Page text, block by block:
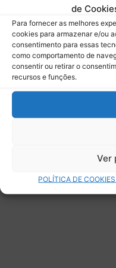
de
Para fornecer as melhores
cookies para armazenar e/ou
consentimento para essas
como comportamento de
consentir ou retirar o
recursos e funções.
Ver
POLÍTICA DE COOKIES
Deixe uma resposta